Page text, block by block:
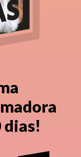
dias!